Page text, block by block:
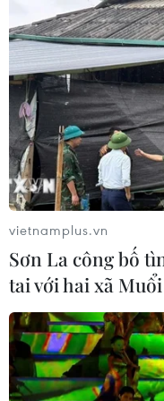
vietnamplus.vn
Sơn La công bố
tai với hai xã